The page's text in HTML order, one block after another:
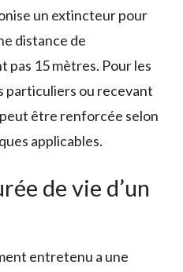
un extincteur pour
distance de
pas 15 mètres. Pour les
particuliers ou recevant
être renforcée selon
applicables.
de vie d’un
entretenu a une